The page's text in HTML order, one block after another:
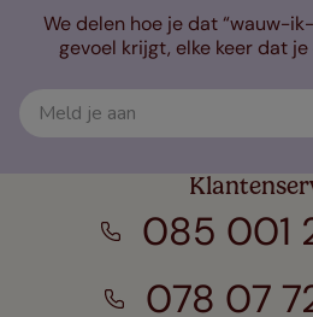
We delen hoe je dat “wauw-
gevoel krijgt, elke keer dat
085 001
078 07